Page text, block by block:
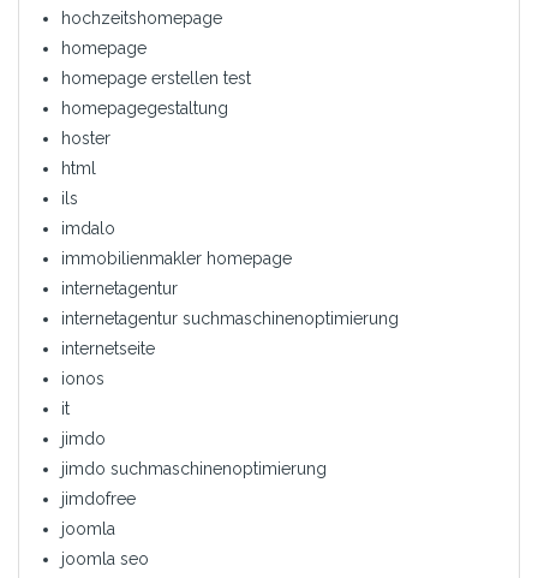
hochzeitshomepage
homepage
homepage erstellen test
homepagegestaltung
hoster
html
ils
imdalo
immobilienmakler homepage
internetagentur
internetagentur suchmaschinenoptimierung
internetseite
ionos
it
jimdo
jimdo suchmaschinenoptimierung
jimdofree
joomla
joomla seo